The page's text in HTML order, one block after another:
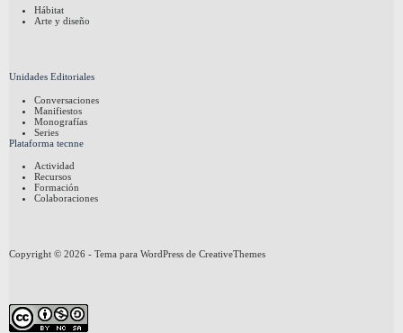
Hábitat
Arte y diseño
Unidades Editoriales
Conversaciones
Manifiestos
Monografías
Series
Plataforma tecnne
Actividad
Recursos
Formación
Colaboraciones
Copyright © 2026 - Tema para WordPress de CreativeThemes